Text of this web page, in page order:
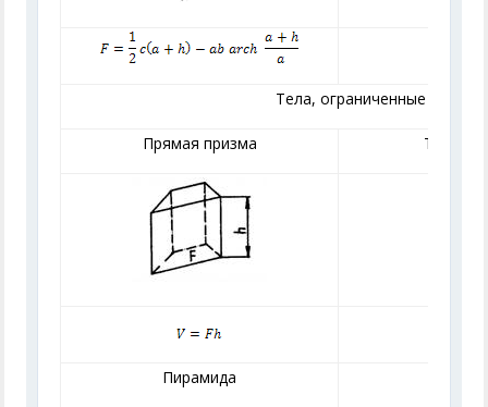
Тела, ограниченные
Прямая призма
Пирамида